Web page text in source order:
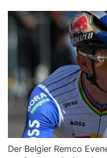
Der Belgier Remco